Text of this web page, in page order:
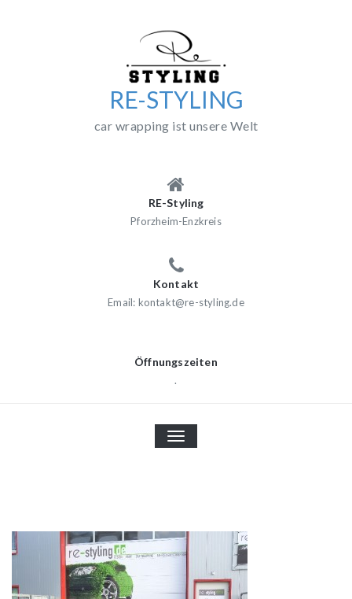
RE-STYLING
car wrapping ist unsere Welt
RE-Styling
Pforzheim-Enzkreis
Kontakt
Email: kontakt@re-styling.de
Öffnungszeiten
.
TOGGLE
NAVIGATION